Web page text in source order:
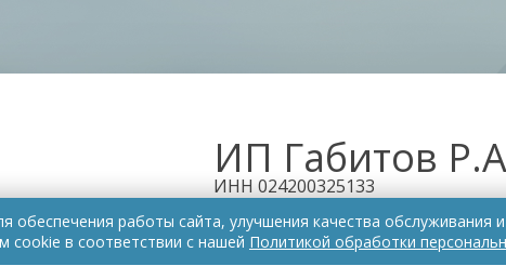
ИП Габитов
ИНН 024200325133
ОГРНИП 324508100570973
Все права защищены © 2026
обеспечения работы сайта, улучшения качества обслуживания
cookie в соответствии с нашей Политикой обработки